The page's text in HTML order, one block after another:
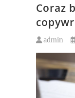
Coraz
admin